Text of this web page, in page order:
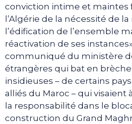
conviction intime et maintes
l’Algérie de la nécessité de
l’édification de l’ensemble
réactivation de ses
communiqué du ministère
étrangères qui bat en
insidieuses – de certains
alliés du Maroc – qui visaient
la responsabilité dans le
construction du Grand